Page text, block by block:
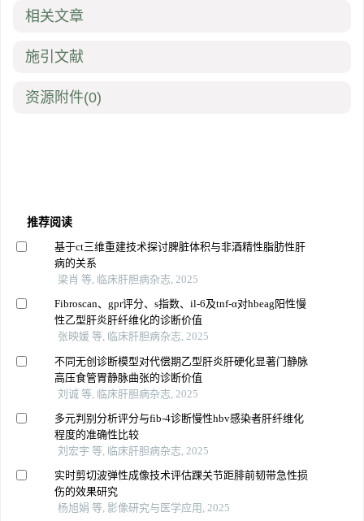
相关文章
施引文献
资源附件(0)
推荐阅读
基于ct三维重建技术探讨脾脏体积与非酒精性脂肪性肝
病的关系
梁肖 等, 临床肝胆病杂志, 2025
Fibroscan、gpr评分、s指数、il-6及tnf-α对hbeag阳性慢
性乙型肝炎肝纤维化的诊断价值
张映媛 等, 临床肝胆病杂志, 2025
不同无创诊断模型对代偿期乙型肝炎肝硬化显著门静脉
高压食管胃静脉曲张的诊断价值
刘诚 等, 临床肝胆病杂志, 2025
多元判别分析评分与fib-4诊断慢性hbv感染者肝纤维化
程度的准确性比较
刘宏宇 等, 临床肝胆病杂志, 2025
实时剪切波弹性成像技术评估踝关节距腓前韧带急性损
伤的效果研究
杨旭娟 等, 影像研究与医学应用, 2025